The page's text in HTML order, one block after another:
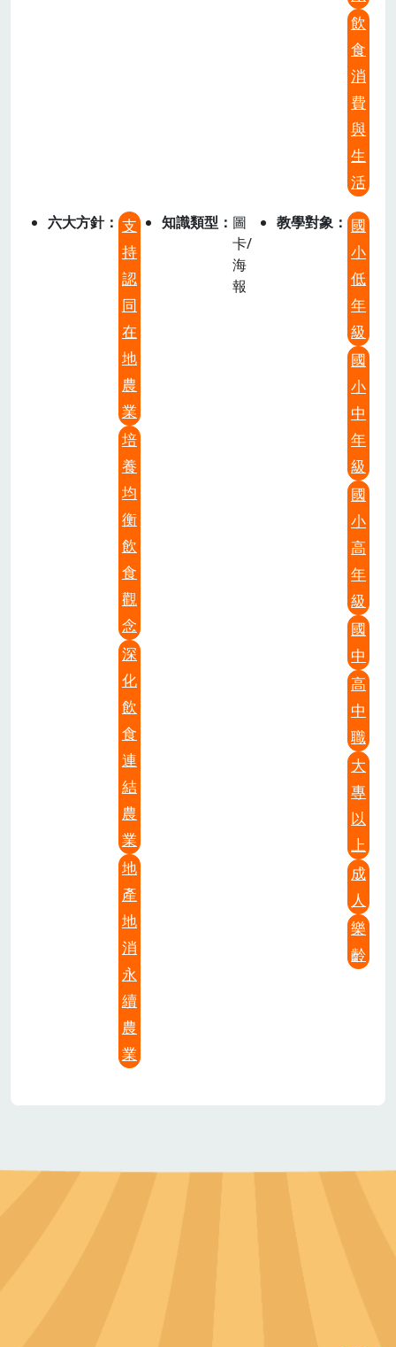
飲
食
消
費
與
生
活
六大方針
支
持
認
同
在
地
農
業
培
養
均
衡
飲
食
觀
念
深
化
飲
食
連
結
農
業
地
產
地
消
永
續
農
業
知識類型
圖
卡/
海
報
教學對象
國
小
低
年
級
國
小
中
年
級
國
小
高
年
級
國
中
高
中
職
大
專
以
上
成
人
樂
齡